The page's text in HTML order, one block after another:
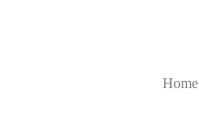
Home